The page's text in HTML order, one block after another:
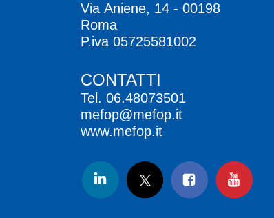
Via Aniene, 14 - 00198
Roma
P.iva 05725581002
CONTATTI
Tel. 06.48073501
mefop@mefop.it
www.mefop.it